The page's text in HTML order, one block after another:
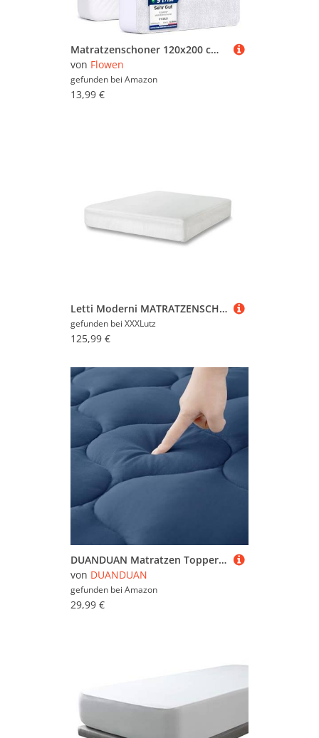
Matratzenschoner 120x200 cm wasserdichte Matratzenauflage Spannbettlaken Nässeschutz aus Baumwolle und Mikrofaser Inkontinenzunterlage Matratzenbezüg Atmungsaktiv für Bett und Matratze Waschbar
von Flowen
gefunden bei Amazon
13,99 €
Letti Moderni MATRATZENSCHONER Weiß
gefunden bei XXXLutz
125,99 €
DUANDUAN Matratzen Topper 90x200cm,weicher Topper, Matratzenauflage mit tiefen Taschen,Maschinenwaschbarer Matratzenschoner,Marineblau
von DUANDUAN
gefunden bei Amazon
29,99 €